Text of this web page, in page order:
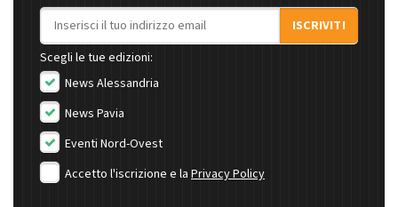
Indirizzo email
ISCRIVITI
Scegli le tue edizioni:
News Alessandria
News Pavia
Eventi Nord-Ovest
Accetto l'iscrizione e la Privacy Policy